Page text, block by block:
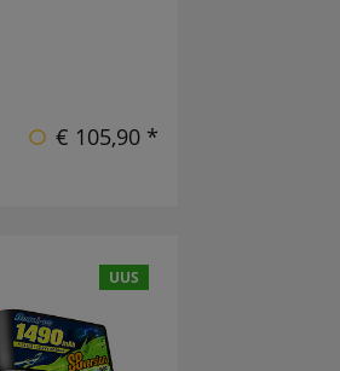
€ 105,90 *
UUS